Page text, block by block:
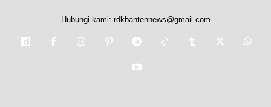
Hubungi kami: rdkbantennews@gmail.com